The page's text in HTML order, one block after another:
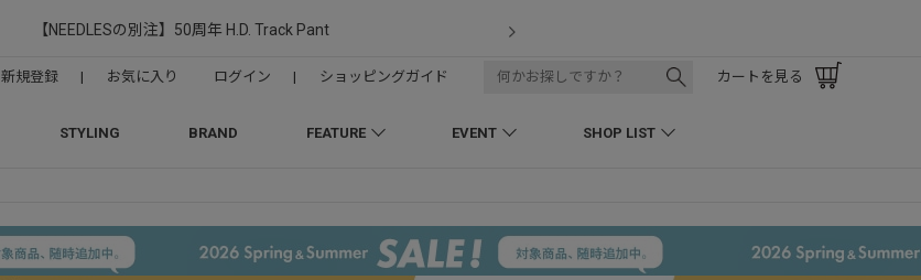
【NEEDLESの別注】50周年 H.D. Track Pant
STYLING BRAND FEATURE EVENT SHOP LIST
新規登録 | お気に入り ログイン | ショッピングガイド カートを見る